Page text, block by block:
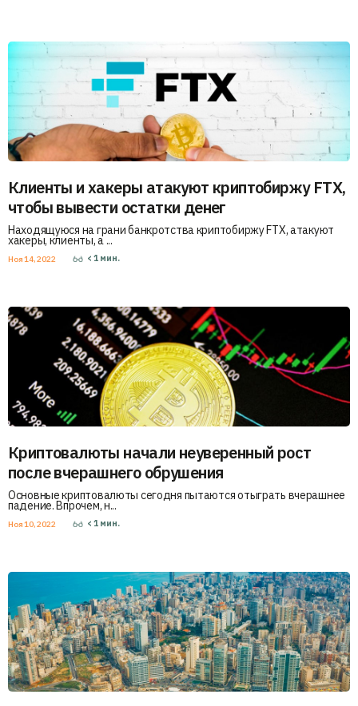
Клиенты и хакеры атакуют криптобиржу FTX,
чтобы вывести остатки денег
Находящуюся на грани банкротства криптобиржу FTX, атакуют
хакеры, клиенты, а ...
Ноя 14, 2022 < 1 мин.
Криптовалюты начали неуверенный рост
после вчерашнего обрушения
Основные криптовалюты сегодня пытаются отыграть вчерашнее
падение. Впрочем, н...
Ноя 10, 2022 < 1 мин.